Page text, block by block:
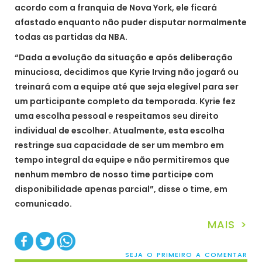
acordo com a franquia de Nova York, ele ficará
afastado enquanto não puder disputar normalmente
todas as partidas da NBA.
“Dada a evolução da situação e após deliberação
minuciosa, decidimos que Kyrie Irving não jogará ou
treinará com a equipe até que seja elegível para ser
um participante completo da temporada. Kyrie fez
uma escolha pessoal e respeitamos seu direito
individual de escolher. Atualmente, esta escolha
restringe sua capacidade de ser um membro em
tempo integral da equipe e não permitiremos que
nenhum membro de nosso time participe com
disponibilidade apenas parcial”, disse o time, em
comunicado.
MAIS >
SEJA O PRIMEIRO A COMENTAR